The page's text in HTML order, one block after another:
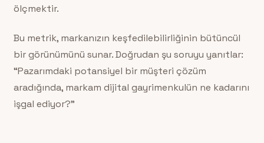
ölçmektir.
Bu metrik, markanızın keşfedilebilirliğinin bütüncül
bir görünümünü sunar. Doğrudan şu soruyu yanıtlar:
“Pazarımdaki potansiyel bir müşteri çözüm
aradığında, markam dijital gayrimenkulün ne kadarını
işgal ediyor?”